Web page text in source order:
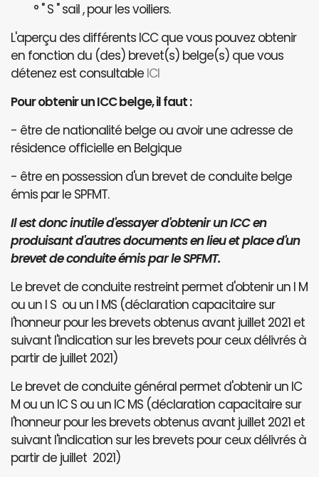
° " S " sail , pour les voiliers.
L'aperçu des différents ICC que vous pouvez obtenir
en fonction du (des) brevet(s) belge(s) que vous
détenez est consultable ICI
Pour obtenir un ICC belge, il faut :
- être de nationalité belge ou avoir une adresse de
résidence officielle en Belgique
- être en possession d'un brevet de conduite belge
émis par le SPFMT.
Il est donc inutile d'essayer d'obtenir un ICC en
produisant d'autres documents en lieu et place d'un
brevet de conduite émis par le SPFMT.
Le brevet de conduite restreint permet d'obtenir un I M
ou un I S ou un I MS (déclaration capacitaire sur
l'honneur pour les brevets obtenus avant juillet 2021 et
suivant l'indication sur les brevets pour ceux délivrés à
partir de juillet 2021)
Le brevet de conduite général permet d'obtenir un IC
M ou un IC S ou un IC MS (déclaration capacitaire sur
l'honneur pour les brevets obtenus avant juillet 2021 et
suivant l'indication sur les brevets pour ceux délivrés à
partir de juillet 2021)